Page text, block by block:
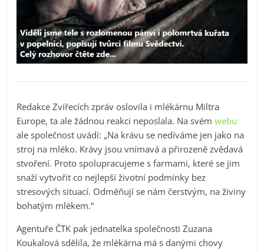
Redakce Zvířecích zpráv oslovila i mlékárnu Miltra
Europe, ta ale žádnou reakci neposlala. Na svémwebu
ale společnost uvádí: „Na krávu se nedíváme jen jako na
stroj na mléko. Krávy jsou vnímavá a přirozeně zvědavá
stvoření. Proto spolupracujeme s farmami, které se jim
snaží vytvořit co nejlepší životní podmínky bez
stresových situací. Odměňují se nám čerstvým, na živiny
bohatým mlékem.“
Agentuře ČTK pak jednatelka společnosti Zuzana
Koukalová sdělila, že mlékárna má s danými chovy